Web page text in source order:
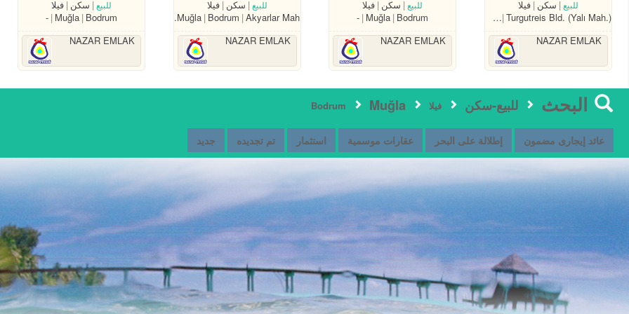
للبيع سكن فيلا
Bodrum
Turgutreis Bld. (Yalı Mah.)
NAZAR EMLAK
للبيع سكن فيلا
Muğla Bodrum
-
NAZAR EMLAK
للبيع سكن فيلا
Muğla Bodrum Akyarlar Mah.
NAZAR EMLAK
للبيع سكن فيلا
Muğla Bodrum
-
NAZAR EMLAK
البحث للبيع-سكن فيلا Muğla
Bodrum
عائد إيجارى مضمون إطلالة على البحر عقارات موسمية استثمار تم تجديده جديد